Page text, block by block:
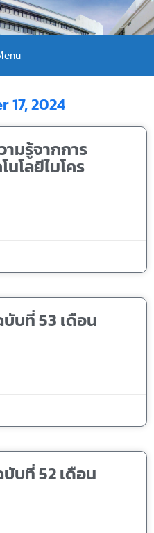
17, 2024
มรู้จากการ
โลยีไมโคร
บที่ 53 เดือน
บที่ 52 เดือน